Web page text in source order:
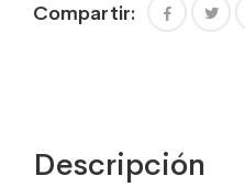
Compartir:
Descripción